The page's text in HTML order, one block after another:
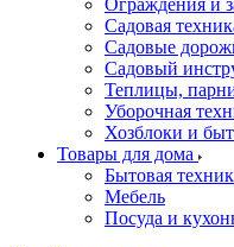
Ограждения и
Садовая
Садовые
Садовый
Теплицы,
Уборочная
Хозблоки и
Товары для дома
Бытовая
Мебель
Посуда и